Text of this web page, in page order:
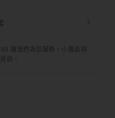
讓我們為您服務。小農品項
諒。